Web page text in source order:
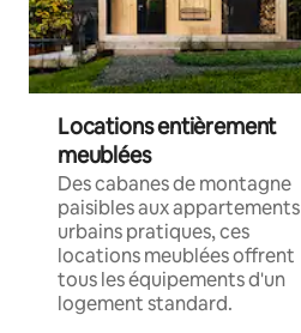
Locations entièrement
meublées
Des cabanes de montagne
paisibles aux appartements
urbains pratiques, ces
locations meublées offrent
tous les équipements d'un
logement standard.